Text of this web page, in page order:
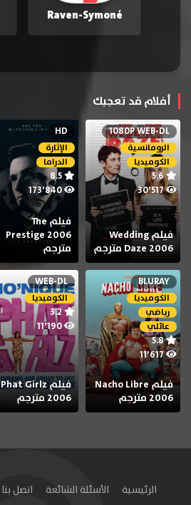
Raven-Symoné
أفلام قد تعجبك
1080P WEB-DL
الرومانسية
الكوميديا
5.6
30٬517
فيلم Wedding
Daze 2006 مترجم
HD
الإثارة
الدراما
8.5
173٬840
فيلم The
Prestige 2006
مترجم
BLURAY
الكوميديا
رياضي
عائلي
5.8
11٬617
فيلم Nacho Libre
2006 مترجم
WEB-DL
الكوميديا
3.2
11٬190
فيلم Phat Girlz
2006 مترجم
الرئيسية الأسئلة الشائعة اتصل بنا